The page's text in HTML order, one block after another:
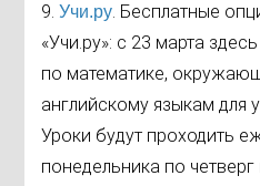
9.Учи.ру. Бесплатные
«Учи.ру»: с 23 марта
по математике,
английскому языкам для
Уроки будут проходить
понедельника по